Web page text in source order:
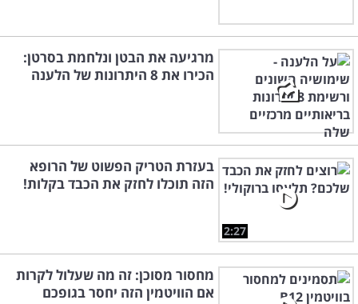
מרגיעה את הבטן ונלחמת בסרטן:
הכירו את 8 היתרונות של הלענה
2:27
בעזרת הטריק הפשוט של הרופא
הזה תוכלו לחזק את הכבד בקלות!
מחסור מסוכן: זה מה שעלול לקרות
אם הוויטמין הזה יחסר בגופכם